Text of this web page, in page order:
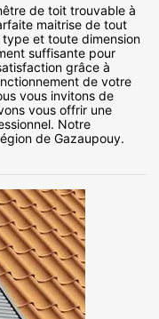
de toit trouvable à
maitrise de tout
et toute dimension
suffisante pour
grâce à
de votre
vous invitons de
vous offrir une
Notre
de Gazaupouy.